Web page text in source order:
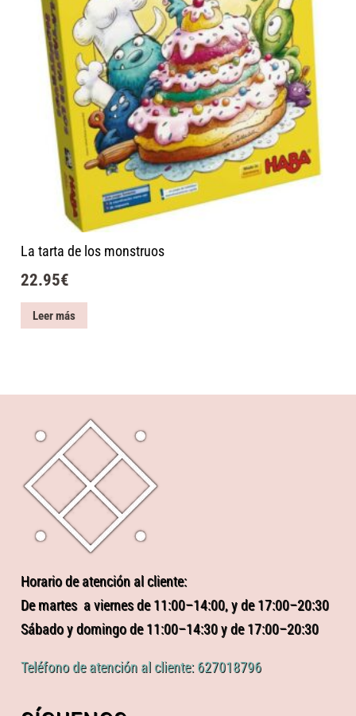
La tarta de los monstruos
22.95€
Leer más
Horario de atención al cliente:
De martes a viernes de 11:00–14:00, y de 17:00–20:30
Sábado y domingo de 11:00–14:30 y de 17:00–20:30
Teléfono de atención al cliente: 627018796